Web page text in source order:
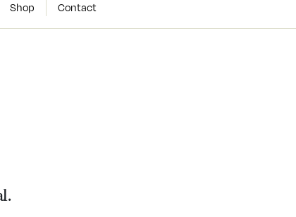
Shop Contact